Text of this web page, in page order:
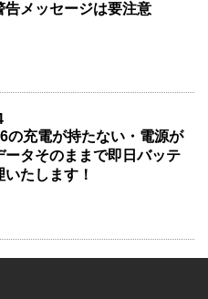
告メッセージは要注意
の充電が持たない・電源が
ータそのままで即日バッテ
たします！